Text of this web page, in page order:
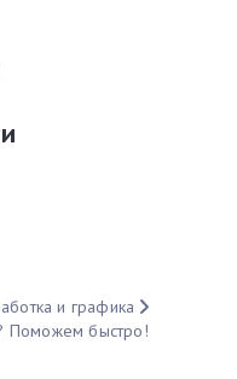
и графика
Поможем быстро!